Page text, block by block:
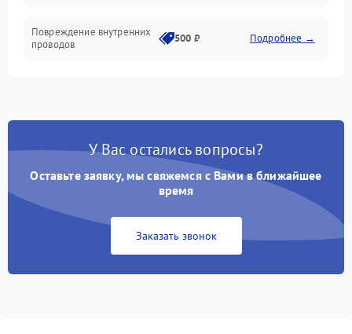
Повреждение внутренних
проводов
500 ₽ Подробнее →
У Вас остались вопросы?
Оставьте заявку, мы свяжемся с Вами в ближайшее
время
Заказать звонок